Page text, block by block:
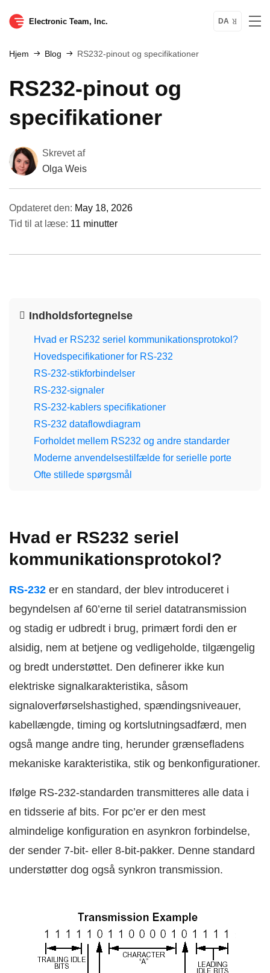
Electronic Team, Inc. DA
Hjem Blog RS232-pinout og specifikationer
RS232-pinout og
specifikationer
Skrevet af
Olga Weis
Opdateret den: May 18, 2026
Tid til at læse: 11 minutter
Indholdsfortegnelse
Hvad er RS232 seriel kommunikationsprotokol?
Hovedspecifikationer for RS-232
RS-232-stikforbindelser
RS-232-signaler
RS-232-kablers specifikationer
RS-232 dataflowdiagram
Forholdet mellem RS232 og andre standarder
Moderne anvendelsestilfælde for serielle porte
Ofte stillede spørgsmål
Hvad er RS232 seriel
kommunikationsprotokol?
RS-232 er en standard, der blev introduceret i
begyndelsen af 60’erne til seriel datatransmission
og stadig er udbredt i brug, primært fordi den er
alsidig, nem at betjene og vedligeholde, tilgængelig
og bredt understøttet. Den definerer ikke kun
elektriske signalkarakteristika, såsom
signaloverførselshastighed, spændingsniveauer,
kabellængde, timing og kortslutningsadfærd, men
også mange andre ting, herunder grænsefladens
mekaniske karakteristika, stik og benkonfigurationer.
Ifølge RS-232-standarden transmitteres alle data i
en tidsserie af bits. For pc’er er den mest
almindelige konfiguration en asynkron forbindelse,
der sender 7-bit- eller 8-bit-pakker. Denne standard
understøtter dog også synkron transmission.